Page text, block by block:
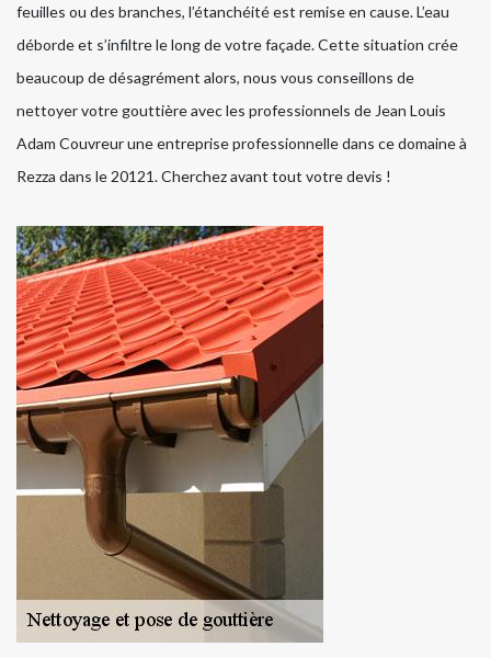
feuilles ou des branches, l’étanchéité est remise en cause. L’eau
déborde et s’infiltre le long de votre façade. Cette situation crée
beaucoup de désagrément alors, nous vous conseillons de
nettoyer votre gouttière avec les professionnels de Jean Louis
Adam Couvreur une entreprise professionnelle dans ce domaine à
Rezza dans le 20121. Cherchez avant tout votre devis !